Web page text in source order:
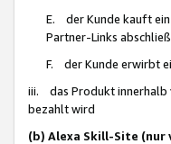
E. der Kunde kauft ein
Partner-Links
F. der Kunde erwirbt
iii. das Produkt innerhalb
bezahlt wird
(b) Alexa Skill-Site